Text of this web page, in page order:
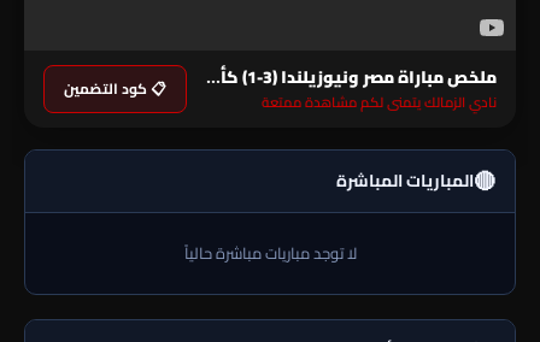
ملخص مباراة مصر ونيوزيلندا (3-1) كأس العالم
نادي الزمالك يتمنى لكم مشاهدة ممتعة 📋 كود التضمين
🔴المباريات المباشرة
لا توجد مباريات مباشرة حالياً